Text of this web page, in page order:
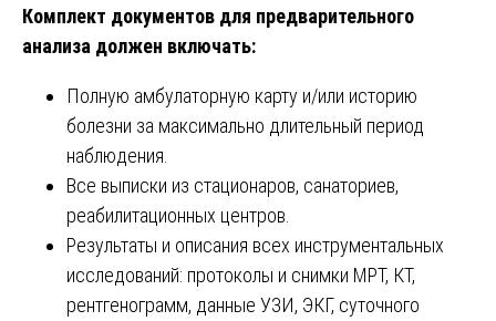
Комплект документов для предварительного
анализа должен включать:
Полную амбулаторную карту и/или историю
болезни за максимально длительный период
наблюдения.
Все выписки из стационаров, санаториев,
реабилитационных центров.
Результаты и описания всех инструментальных
исследований: протоколы и снимки МРТ, КТ,
рентгенограмм, данные УЗИ, ЭКГ, суточного